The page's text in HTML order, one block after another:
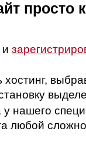
просто
хостинг,
у нашего
любой